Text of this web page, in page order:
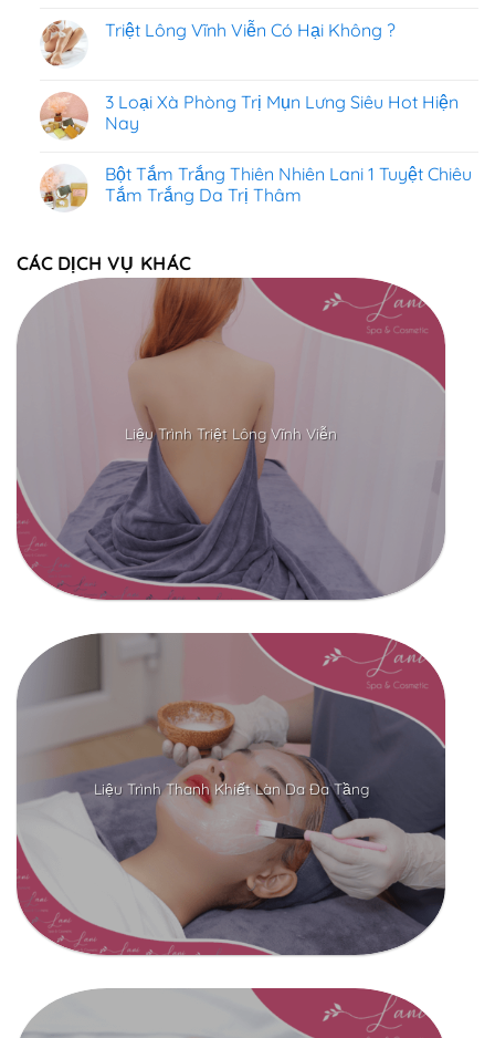
Triệt Lông Vĩnh Viễn Có Hại Không ?
3 Loại Xà Phòng Trị Mụn Lưng Siêu Hot Hiện
Nay
Bột Tắm Trắng Thiên Nhiên Lani 1 Tuyệt Chiêu
Tắm Trắng Da Trị Thâm
CÁC DỊCH VỤ KHÁC
Liệu Trình Triệt Lông Vĩnh Viễn
Liệu Trình Thanh Khiết Làn Da Đa Tầng